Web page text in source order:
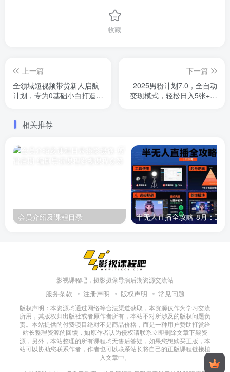
收藏
上一篇
全领域短视频带货新人启航
计划，专为0基础小白打造的
下一篇
2025男粉计划7.0，全自动
变现模式，轻松日入5张+，
相关推荐
会员介绍及课程目录
影视课程吧，摄影摄像导演后期资源交流站
服务条款 注册声明 版权声明 常见问题
版权声明：本资源均通过网络等合法渠道获取，本资源仅作为学习交流
所用，其版权归出版社或者原作者所有，本站不对所涉及的版权问题负
责。本站提供的付费项目绝对不是商品价格，而是一种用户赞助打赏给
站长整理资源的回馈，如原作者认为侵权请联系立即删除文章下架资
源，另外，本站整理的所有课程均无售后答疑，如果您想购买正版，本
站可以协助您联系作者，作者也可以联系站长将自己的正版课程链接植
入文章中。